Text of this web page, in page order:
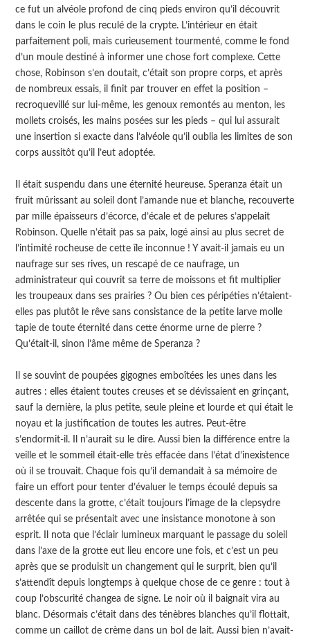
ce fut un alvéole profond de cinq pieds environ qu’il découvrit
dans le coin le plus reculé de la crypte. L’intérieur en était
parfaitement poli, mais curieusement tourmenté, comme le fond
d’un moule destiné à informer une chose fort complexe. Cette
chose, Robinson s’en doutait, c’était son propre corps, et après
de nombreux essais, il finit par trouver en effet la position –
recroquevillé sur lui-même, les genoux remontés au menton, les
mollets croisés, les mains posées sur les pieds – qui lui assurait
une insertion si exacte dans l’alvéole qu’il oublia les limites de son
corps aussitôt qu’il l’eut adoptée.
Il était suspendu dans une éternité heureuse. Speranza était un
fruit mûrissant au soleil dont l’amande nue et blanche, recouverte
par mille épaisseurs d’écorce, d’écale et de pelures s’appelait
Robinson. Quelle n’était pas sa paix, logé ainsi au plus secret de
l’intimité rocheuse de cette île inconnue ! Y avait-il jamais eu un
naufrage sur ses rives, un rescapé de ce naufrage, un
administrateur qui couvrit sa terre de moissons et fit multiplier
les troupeaux dans ses prairies ? Ou bien ces péripéties n’étaient-
elles pas plutôt le rêve sans consistance de la petite larve molle
tapie de toute éternité dans cette énorme urne de pierre ?
Qu’était-il, sinon l’âme même de Speranza ?
Il se souvint de poupées gigognes emboîtées les unes dans les
autres : elles étaient toutes creuses et se dévissaient en grinçant,
sauf la dernière, la plus petite, seule pleine et lourde et qui était le
noyau et la justification de toutes les autres. Peut-être
s’endormit-il. Il n’aurait su le dire. Aussi bien la différence entre la
veille et le sommeil était-elle très effacée dans l’état d’inexistence
où il se trouvait. Chaque fois qu’il demandait à sa mémoire de
faire un effort pour tenter d’évaluer le temps écoulé depuis sa
descente dans la grotte, c’était toujours l’image de la clepsydre
arrêtée qui se présentait avec une insistance monotone à son
esprit. Il nota que l’éclair lumineux marquant le passage du soleil
dans l’axe de la grotte eut lieu encore une fois, et c’est un peu
après que se produisit un changement qui le surprit, bien qu’il
s’attendît depuis longtemps à quelque chose de ce genre : tout à
coup l’obscurité changea de signe. Le noir où il baignait vira au
blanc. Désormais c’était dans des ténèbres blanches qu’il flottait,
comme un caillot de crème dans un bol de lait. Aussi bien n’avait-